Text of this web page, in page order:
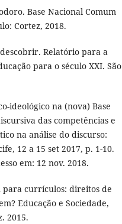
Base Nacional Comum
Cortez, 2018.
descobrir. Relatório para a
para o século XXI. São
ideológico na (nova) Base
das competências e
na análise do discurso:
12 a 15 set 2017, p. 1-10.
em: 12 nov. 2018.
para currículos: direitos de
Educação e Sociedade,
2015.